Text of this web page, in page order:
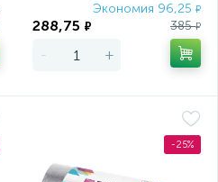
Экономия 96,25 ₽
288,75 ₽ 385₽
- +
-25%